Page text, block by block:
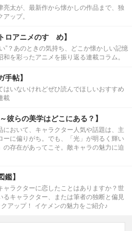
亮太が、最新作から懐かしの作品まで、独
ップ。
ロアニメのすゝめ】
”？あのときの気持ち、どこか懐かしい記憶
を彩ったアニメを振り返る連載コラム。
手帖】
はいないけれどぜひ読んでほしいおすすめ
載
彼らの美学はどこにある？】
において、キャラクター人気や話題は、主
ーに偏りがち。でも、「光」が明るく輝い
の存在があってこそ。敵キャラの魅力に迫
鑑】
ャラクターに恋したことはありますか？世
るキャラクター、または筆者の独断と偏見
クアップ！ イケメンの魅力をご紹介♪